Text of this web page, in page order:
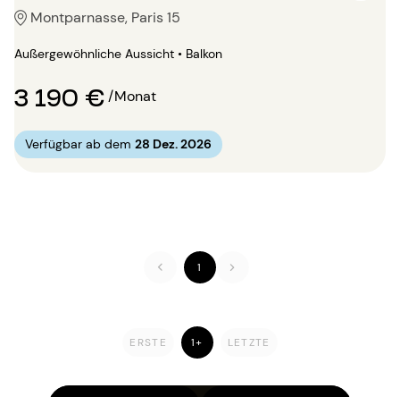
Montparnasse, Paris 15
Außergewöhnliche Aussicht • Balkon
3 190 €/Monat
Verfügbar ab dem 28 Dez. 2026
1
ERSTE 1+ LETZTE